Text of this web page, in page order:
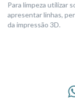
Para limpeza utilizar
apresentar linhas,
da impressão 3D.